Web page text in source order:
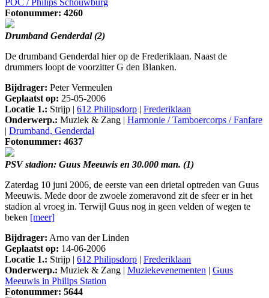
POC / Philips Schouwburg
Fotonummer: 4260
Drumband Genderdal (2)
De drumband Genderdal hier op de Frederiklaan. Naast de
drummers loopt de voorzitter G den Blanken.
Bijdrager: Peter Vermeulen
Geplaatst op: 25-05-2006
Locatie 1.: Strijp | 612 Philipsdorp | Frederiklaan
Onderwerp.: Muziek & Zang | Harmonie / Tamboercorps / Fanfare
| Drumband, Genderdal
Fotonummer: 4637
PSV stadion: Guus Meeuwis en 30.000 man. (1)
Zaterdag 10 juni 2006, de eerste van een drietal optreden van Guus
Meeuwis. Mede door de zwoele zomeravond zit de sfeer er in het
stadion al vroeg in. Terwijl Guus nog in geen velden of wegen te
beken [meer]
Bijdrager: Arno van der Linden
Geplaatst op: 14-06-2006
Locatie 1.: Strijp | 612 Philipsdorp | Frederiklaan
Onderwerp.: Muziek & Zang | Muziekevenementen | Guus
Meeuwis in Philips Station
Fotonummer: 5644